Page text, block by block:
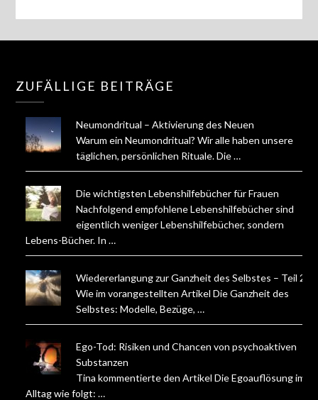
ZUFÄLLIGE BEITRÄGE
Neumondritual – Aktivierung des Neuen
Warum ein Neumondritual? Wir alle haben unsere
täglichen, persönlichen Rituale. Die …
Die wichtigsten Lebenshilfebücher für Frauen
Nachfolgend empfohlene Lebenshilfebücher sind
eigentlich weniger Lebenshilfebücher, sondern
Lebens-Bücher. In …
Wiedererlangung zur Ganzheit des Selbstes – Teil 2
Wie im vorangestellten Artikel Die Ganzheit des
Selbstes: Modelle, Bezüge, …
Ego-Tod: Risiken und Chancen von psychoaktiven
Substanzen
Tina kommentierte den Artikel Die Egoauflösung im
Alltag wie folgt: …